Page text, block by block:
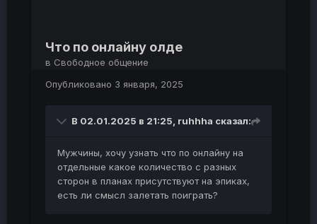
Что по онлайну олде
в Свободное общение
Опубликовано 3 января, 2025
В 02.01.2025 в 21:25, ruhhha сказал:
Мужчины, хочу узнать что по онлайну на
отдельные какое количество с разных
сторон в планах присутствуют на эпиках,
есть ли смысл залетать поиграть?